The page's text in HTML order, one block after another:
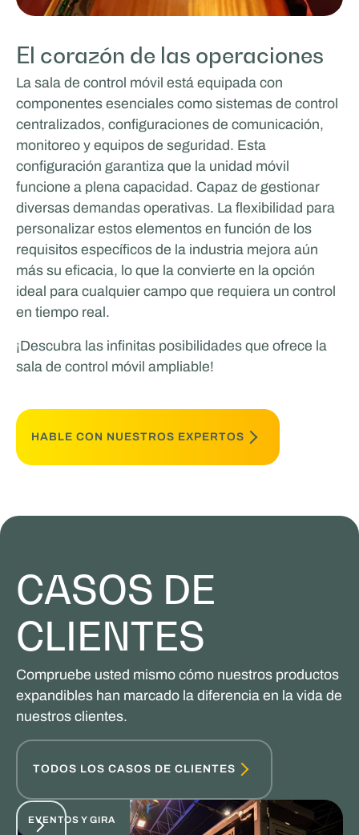
El corazón de las operaciones
La sala de control móvil está equipada con
componentes esenciales como sistemas de control
centralizados, configuraciones de comunicación,
monitoreo y equipos de seguridad. Esta
configuración garantiza que la unidad móvil
funcione a plena capacidad. Capaz de gestionar
diversas demandas operativas. La flexibilidad para
personalizar estos elementos en función de los
requisitos específicos de la industria mejora aún
más su eficacia, lo que la convierte en la opción
ideal para cualquier campo que requiera un control
en tiempo real.
¡Descubra las infinitas posibilidades que ofrece la
sala de control móvil ampliable!
HABLE CON NUESTROS EXPERTOS
CASOS DE
CLIENTES
Compruebe usted mismo cómo nuestros productos
expandibles han marcado la diferencia en la vida de
nuestros clientes.
TODOS LOS CASOS DE CLIENTES
EVENTOS Y GIRA